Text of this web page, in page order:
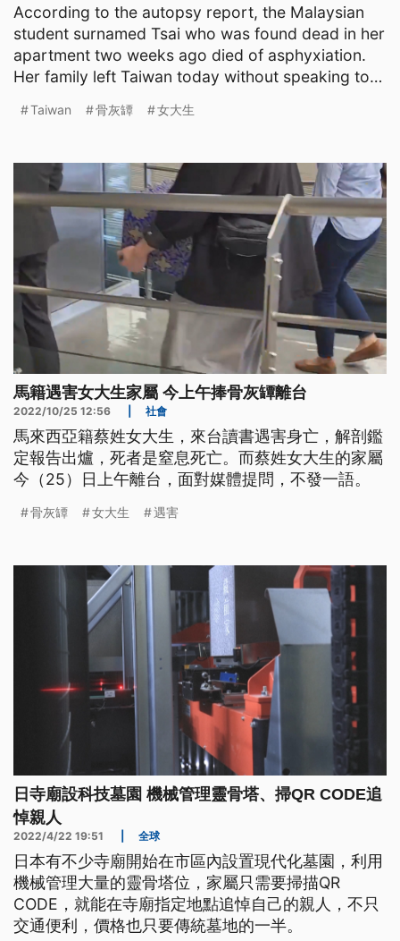
According to the autopsy report, the Malaysian
student surnamed Tsai who was found dead in her
apartment two weeks ago died of asphyxiation.
Her family left Taiwan today without speaking to
Taiwan 骨灰罈 女大生
馬籍遇害女大生家屬 今上午捧骨灰罈離台
2022/10/25 12:56 社會
馬來西亞籍蔡姓女大生，來台讀書遇害身亡，解剖鑑
定報告出爐，死者是窒息死亡。而蔡姓女大生的家屬
今（25）日上午離台，面對媒體提問，不發一語。
骨灰罈 女大生 遇害
日寺廟設科技墓園 機械管理靈骨塔、掃QR CODE追
悼親人
2022/4/22 19:51 全球
日本有不少寺廟開始在市區內設置現代化墓園，利用
機械管理大量的靈骨塔位，家屬只需要掃描QR
CODE，就能在寺廟指定地點追悼自己的親人，不只
交通便利，價格也只要傳統墓地的一半。